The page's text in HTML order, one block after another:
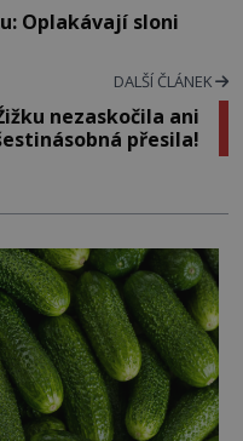
Oplakávají sloni
DALŠÍ ČLÁNEK
nezaskočila ani
přesila!